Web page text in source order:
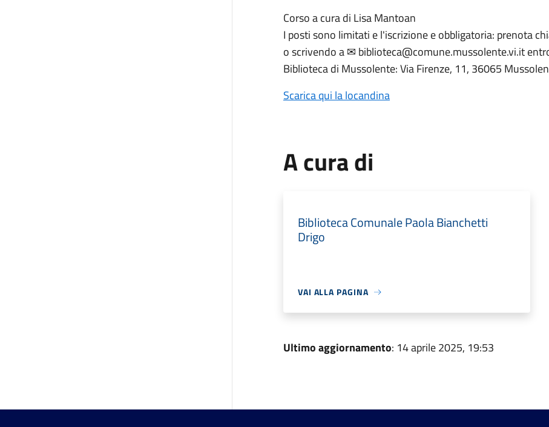
Corso a cura di Lisa Mantoan
I posti sono limitati e l'iscrizione e obbligatoria: prenota
o scrivendo a ✉ biblioteca@comune.mussolente.vi.it
Biblioteca di Mussolente: Via Firenze, 11, 36065
Scarica qui la locandina
A cura di
Biblioteca Comunale Paola Bianchetti
Drigo
VAI ALLA PAGINA
Ultimo aggiornamento: 14 aprile 2025, 19:53